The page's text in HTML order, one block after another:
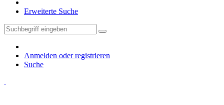
Erweiterte Suche
Anmelden oder registrieren
Suche